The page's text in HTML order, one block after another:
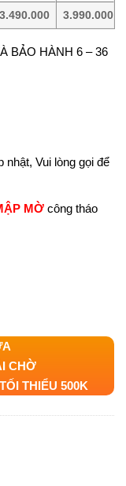
3.490.000 3.990.000
BẢO HÀNH 6 – 36
Vui lòng gọi để
MỜ công tháo
CHỜ
THIỂU 500K